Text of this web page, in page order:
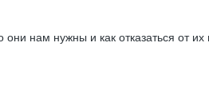
нам нужны и как отказаться от их